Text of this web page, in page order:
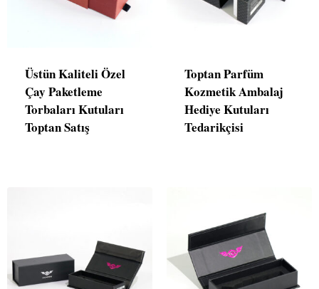
Üstün Kaliteli Özel
Çay Paketleme
Torbaları Kutuları
Toptan Satış
Toptan Parfüm
Kozmetik Ambalaj
Hediye Kutuları
Tedarikçisi